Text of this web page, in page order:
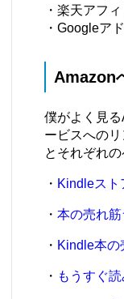
・楽天アフ
・Googleア
Amazon
僕がよく見
ービスへの
とそれぞれの
・ Kindleスト
・ 本の売れ筋
・ Kindle本の
・ もうすぐ